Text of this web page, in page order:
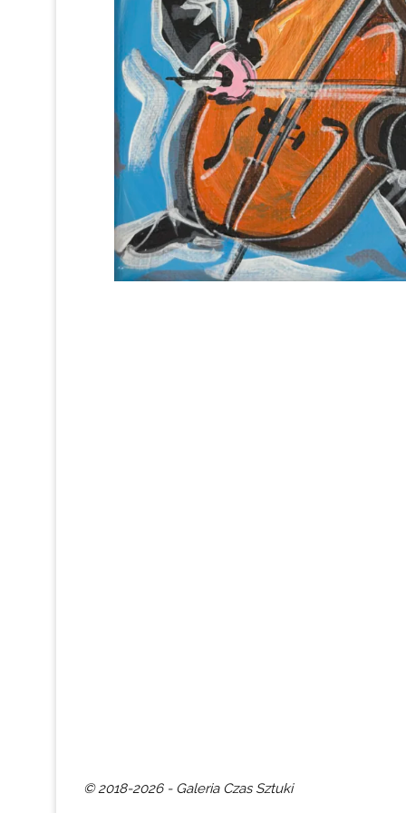
© 2018-2026 - Galeria Czas Sztuki